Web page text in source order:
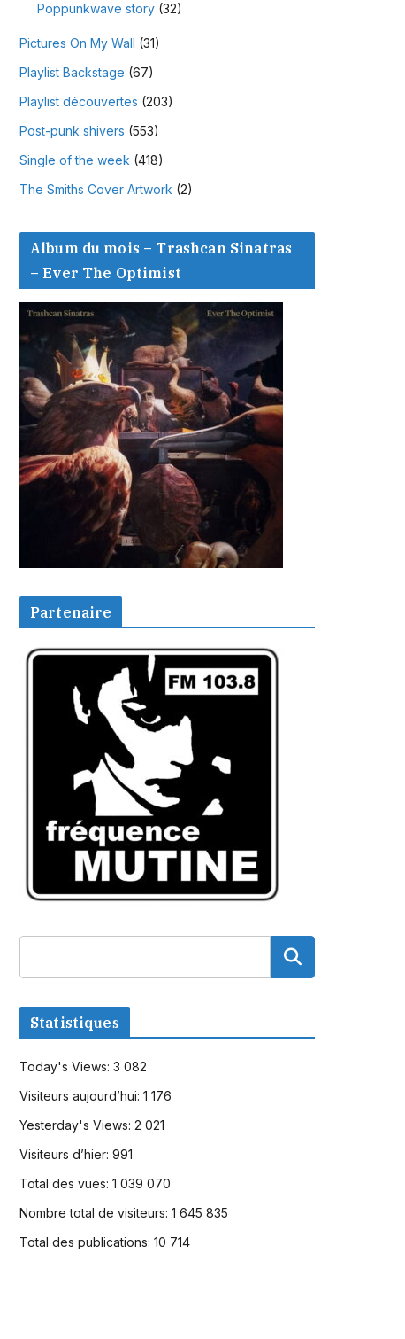
Poppunkwave story(32)
Pictures On My Wall (31)
Playlist Backstage (67)
Playlist découvertes (203)
Post-punk shivers (553)
Single of the week (418)
The Smiths Cover Artwork (2)
Album du mois – Trashcan Sinatras
– Ever The Optimist
Partenaire
Statistiques
Today's Views: 3 082
Visiteurs aujourd’hui: 1 176
Yesterday's Views: 2 021
Visiteurs d’hier: 991
Total des vues: 1 039 070
Nombre total de visiteurs: 1 645 835
Total des publications: 10 714